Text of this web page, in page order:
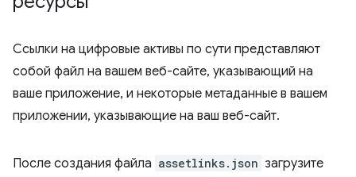
Ссылки на цифровые активы по сути представляют
собой файл на вашем веб-сайте, указывающий на
ваше приложение, и некоторые метаданные в вашем
приложении, указывающие на ваш веб-сайт.
После создания файла assetlinks.json загрузите